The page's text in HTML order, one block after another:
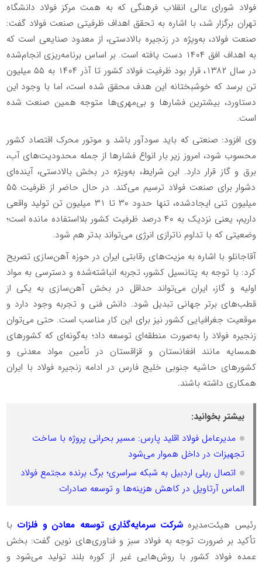
فولاد شورای عالی انقلاب فرهنگی که به همت مرکز فولاد دانشگاه
تهران برگزار شد، با اشاره به تحقق اهداف ظرفیتی صنعت فولاد گفت:
صنعت فولاد، به‌ویژه در زنجیره بالادستی، از معدود صنایعی است که
به اهداف افق ۱۴۰۴ دست یافته است. بر اساس برنامه‌ریزی انجام‌شده
در سال ۱۳۸۲، قرار بود ظرفیت فولاد کشور تا آذر ۱۴۰۴ به ۵۵ میلیون
تن برسد که خوشبختانه این هدف محقق شده است، اما با وجود این
دستاورد، بیشترین فشارها و بی‌مهری‌ها متوجه همین صنعت شده
است.
وی افزود: صنعتی که باید سودآور باشد و موتور محرک اقتصاد کشور
محسوب شود، امروز زیر بار انواع فشارها از جمله محدودیت‌های آب،
برق و گاز قرار دارد. این شرایط، به‌ویژه در بخش بالادستی، آینده‌ای
دشوار برای صنعت فولاد ترسیم می‌کند. در حال حاضر از ظرفیت ۵۵
میلیون تنی ایجادشده، تنها حدود ۳۰ تا ۳۱ میلیون تن تولید واقعی
داریم، یعنی نزدیک به ۴۰ درصد ظرفیت کشور بلااستفاده مانده است؛
وضعیتی که با تداوم ناترازی انرژی می‌تواند بدتر هم شود.
آقاجانلو با اشاره به مزیت‌های رقابتی ایران در حوزه آهن‌سازی تصریح
کرد: با توجه به پتانسیل کشور، تجربه انباشته‌شده و دسترسی به مواد
اولیه و گاز، ایران می‌تواند حداقل در بخش آهن‌سازی به یکی از
قطب‌های برتر جهانی تبدیل شود. دانش فنی و تجربه وجود دارد و
موقعیت جغرافیایی کشور نیز برای این کار مناسب است. حتی می‌توان
زنجیره فولاد را به‌صورت منطقه‌ای توسعه داد؛ به‌گونه‌ای که کشورهای
همسایه مانند افغانستان و قزاقستان در تأمین مواد معدنی و
کشورهای حاشیه جنوبی خلیج فارس در ادامه زنجیره فولاد با ایران
همکاری داشته باشند.
بیشتر بخوانید:
مدیرعامل فولاد اقلید پارس: مسیر بحرانی پروژه با ساخت
تجهیزات در داخل هموار می‌شود
اتصال ریلی اردبیل به شبکه سراسری؛ برگ برنده مجتمع فولاد
الماس آرتاویل در کاهش هزینه‌ها و توسعه صادرات
رئیس هیئت‌مدیره شرکت سرمایه‌گذاری توسعه معادن و فلزات با
تأکید بر ضرورت توجه به فولاد سبز و فناوری‌های نوین گفت: بخش
عمده فولاد کشور با روش‌هایی غیر از کوره بلند تولید می‌شود و